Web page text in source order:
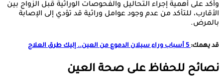
وأكد على أهمية إجراء التحاليل والفحوصات الوراثية قبل الزواج بين
الأقارب، للتأكد من عدم وجود عوامل وراثية قد تؤدي إلى الإصابة
بالمرض.
قد يهمك:
نصائح للحفاظ على صحة العين